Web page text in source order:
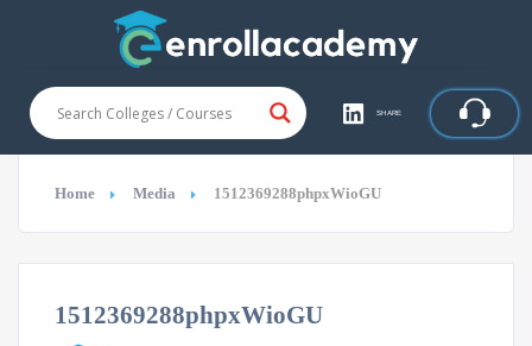
SHARE
Home Media 1512369288phpxWioGU
1512369288phpxWioGU